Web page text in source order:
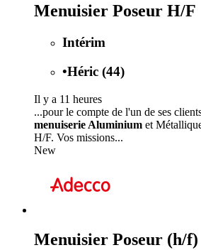
Menuisier Poseur H/F
Intérim
•Héric (44)
Il y a 11 heures
...pour le compte de l'un de ses
menuiserie Aluminium et
H/F. Vos missions...
New
Menuisier Poseur (h/f)